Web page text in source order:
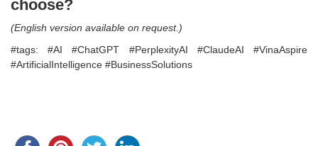
choose?
(English version available on request.)
#tags: #AI #ChatGPT #PerplexityAI #ClaudeAI #VinaAspire
#ArtificialIntelligence #BusinessSolutions